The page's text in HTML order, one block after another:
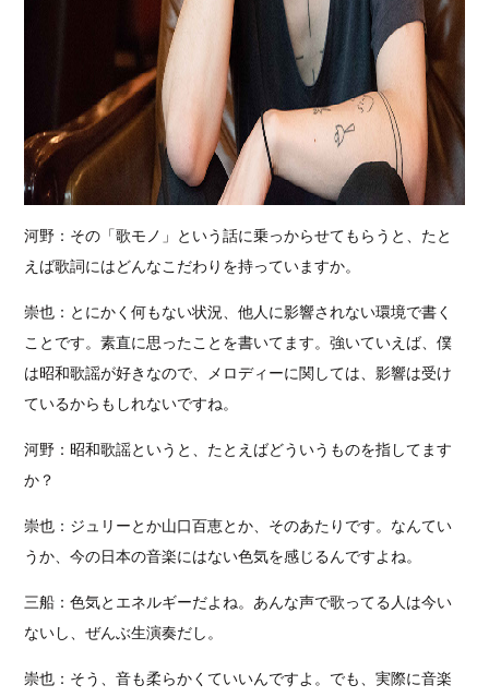
河野：その「歌モノ」という話に乗っからせてもらうと、たと
えば歌詞にはどんなこだわりを持っていますか。
崇也：とにかく何もない状況、他人に影響されない環境で書く
ことです。素直に思ったことを書いてます。強いていえば、僕
は昭和歌謡が好きなので、メロディーに関しては、影響は受け
ているからもしれないですね。
河野：昭和歌謡というと、たとえばどういうものを指してます
か？
崇也：ジュリーとか山口百恵とか、そのあたりです。なんてい
うか、今の日本の音楽にはない色気を感じるんですよね。
三船：色気とエネルギーだよね。あんな声で歌ってる人は今い
ないし、ぜんぶ生演奏だし。
崇也：そう、音も柔らかくていいんですよ。でも、実際に音楽